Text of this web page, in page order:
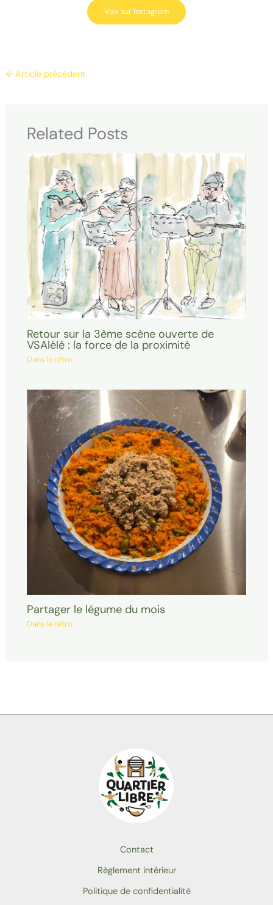
Voir sur Instagram
←Article précédent
Related Posts
Retour sur la 3ème scène ouverte de
VSAlélé : la force de la proximité
Dans le rétro
Partager le légume du mois
Dans le rétro
Contact
Règlement intérieur
Politique de confidentialité